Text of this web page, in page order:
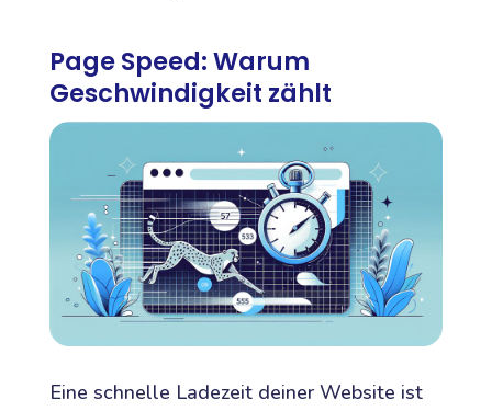
Page Speed: Warum
Geschwindigkeit zählt
Eine schnelle Ladezeit deiner Website ist